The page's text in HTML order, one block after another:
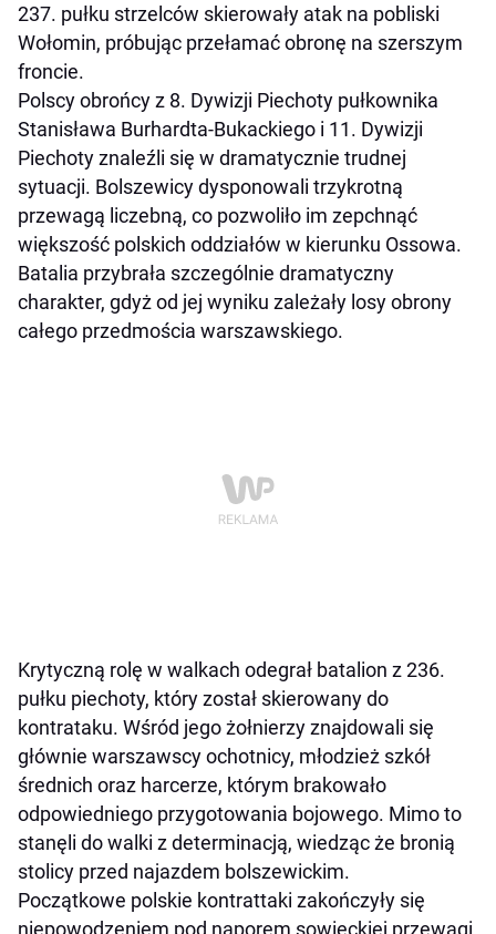
237. pułku strzelców skierowały atak na pobliski
Wołomin, próbując przełamać obronę na szerszym
froncie.
Polscy obrońcy z 8. Dywizji Piechoty pułkownika
Stanisława Burhardta-Bukackiego i 11. Dywizji
Piechoty znaleźli się w dramatycznie trudnej
sytuacji. Bolszewicy dysponowali trzykrotną
przewagą liczebną, co pozwoliło im zepchnąć
większość polskich oddziałów w kierunku Ossowa.
Batalia przybrała szczególnie dramatyczny
charakter, gdyż od jej wyniku zależały losy obrony
całego przedmościa warszawskiego.
Krytyczną rolę w walkach odegrał batalion z 236.
pułku piechoty, który został skierowany do
kontrataku. Wśród jego żołnierzy znajdowali się
głównie warszawscy ochotnicy, młodzież szkół
średnich oraz harcerze, którym brakowało
odpowiedniego przygotowania bojowego. Mimo to
stanęli do walki z determinacją, wiedząc że bronią
stolicy przed najazdem bolszewickim.
Początkowe polskie kontrattaki zakończyły się
niepowodzeniem pod naporem sowieckiej przewagi